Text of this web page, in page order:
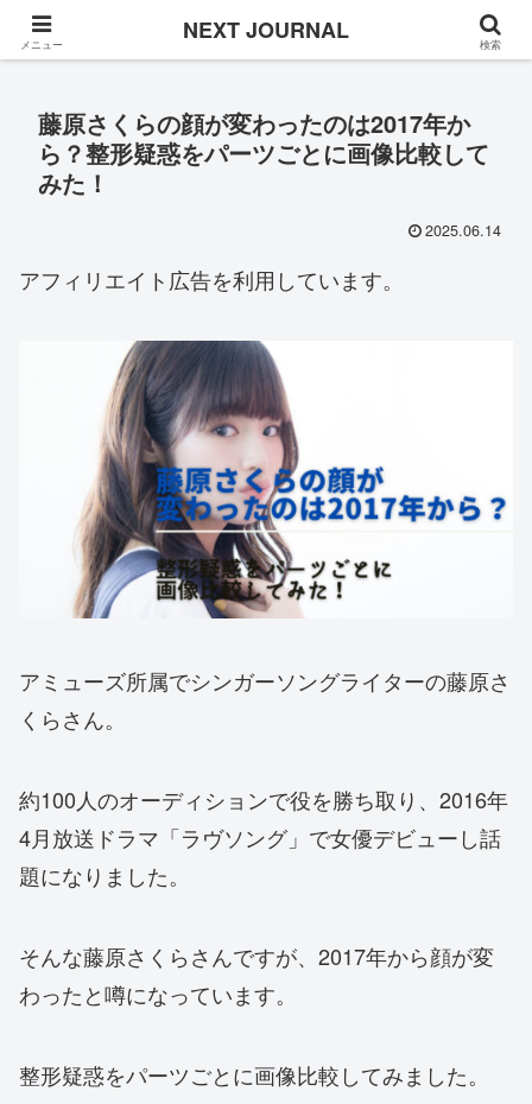
Once in a while
藤原さくらの顔が変わったのは2017年か
ら？整形疑惑をパーツごとに画像比較して
みた！
2025.06.14
アフィリエイト広告を利用しています。
アミューズ所属でシンガーソングライターの藤原さ
くらさん。
約100人のオーディションで役を勝ち取り、2016年
4月放送ドラマ「ラヴソング」で女優デビューし話
題になりました。
そんな藤原さくらさんですが、2017年から顔が変
わったと噂になっています。
整形疑惑をパーツごとに画像比較してみました。
メニュー NEXT JOURNAL 検索